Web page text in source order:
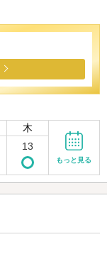
木
13
もっと見る
のうち4